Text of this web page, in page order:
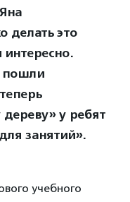
делать это
пошли
у ребят
занятий».
учебного